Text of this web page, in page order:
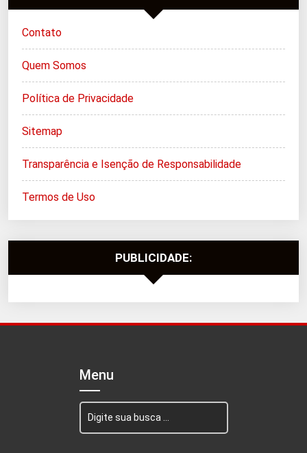
Contato
Quem Somos
Política de Privacidade
Sitemap
Transparência e Isenção de Responsabilidade
Termos de Uso
PUBLICIDADE:
Menu